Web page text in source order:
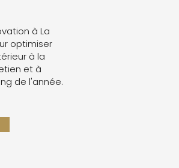
à La
optimiser
à la
et à
de l'année.